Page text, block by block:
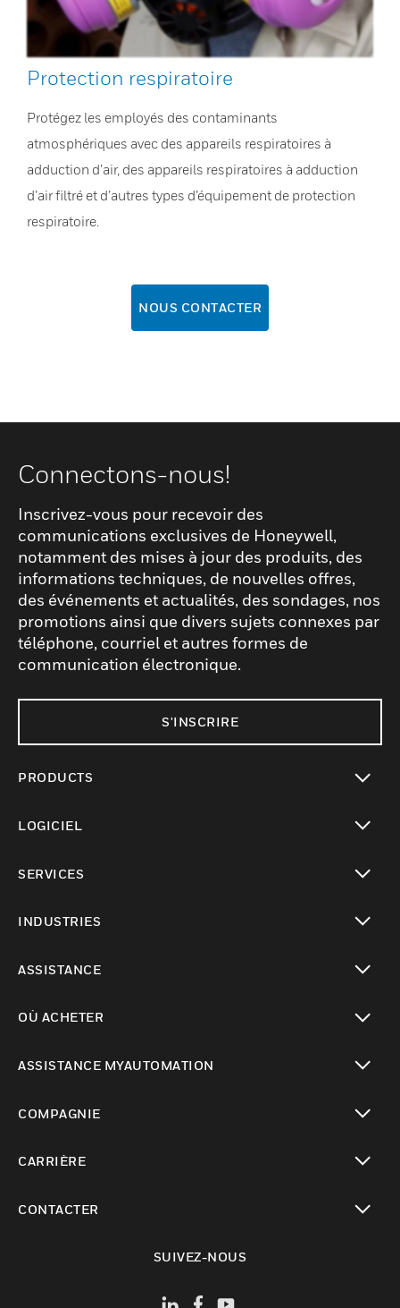
Protection respiratoire
Protégez les employés des contaminants
atmosphériques avec des appareils respiratoires à
adduction d’air, des appareils respiratoires à adduction
d’air filtré et d’autres types d’équipement de protection
respiratoire.
NOUS CONTACTER
Connectons-nous!
Inscrivez-vous pour recevoir des
communications exclusives de Honeywell,
notamment des mises à jour des produits, des
informations techniques, de nouvelles offres,
des événements et actualités, des sondages, nos
promotions ainsi que divers sujets connexes par
téléphone, courriel et autres formes de
communication électronique.
S'INSCRIRE
PRODUCTS
LOGICIEL
SERVICES
INDUSTRIES
ASSISTANCE
OÙ ACHETER
ASSISTANCE MYAUTOMATION
COMPAGNIE
CARRIÈRE
CONTACTER
SUIVEZ-NOUS